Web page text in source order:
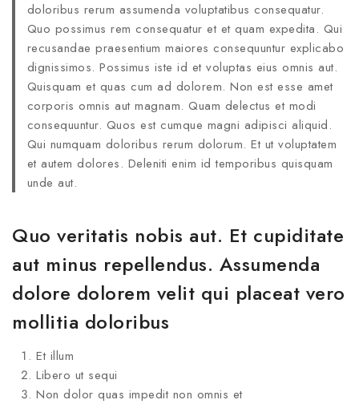
doloribus rerum assumenda voluptatibus consequatur.
Quo possimus rem consequatur et et quam expedita. Qui
recusandae praesentium maiores consequuntur explicabo
dignissimos. Possimus iste id et voluptas eius omnis aut.
Quisquam et quas cum ad dolorem. Non est esse amet
corporis omnis aut magnam. Quam delectus et modi
consequuntur. Quos est cumque magni adipisci aliquid.
Qui numquam doloribus rerum dolorum. Et ut voluptatem
et autem dolores. Deleniti enim id temporibus quisquam
unde aut.
Quo veritatis nobis aut. Et cupiditate
aut minus repellendus. Assumenda
dolore dolorem velit qui placeat vero
mollitia doloribus
Et illum
Libero ut sequi
Non dolor quas impedit non omnis et